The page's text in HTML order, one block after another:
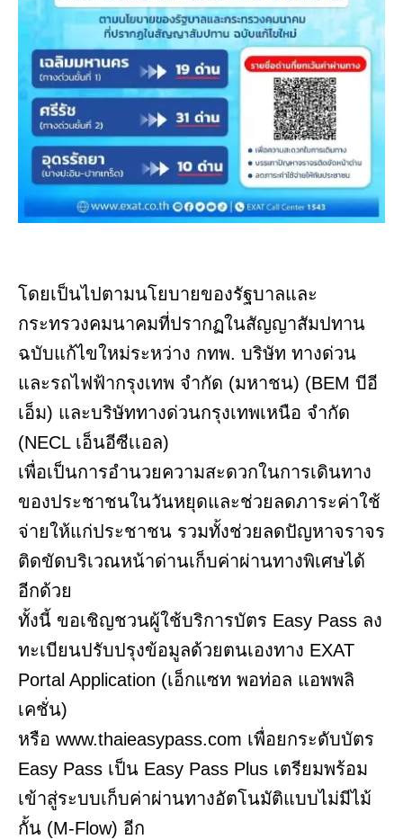
โดยเป็นไปตามนโยบายของรัฐบาลและ
กระทรวงคมนาคมที่ปรากฏในสัญญาสัมปทาน
ฉบับแก้ไขใหม่ระหว่าง กทพ. บริษัท ทางด่วน
และรถไฟฟ้ากรุงเทพ จำกัด (มหาชน) (BEM บีอี
เอ็ม) และบริษัททางด่วนกรุงเทพเหนือ จำกัด
(NECL เอ็นอีซีเเอล)
เพื่อเป็นการอำนวยความสะดวกในการเดินทาง
ของประชาชนในวันหยุดและช่วยลดภาระค่าใช้
จ่ายให้แก่ประชาชน รวมทั้งช่วยลดปัญหาจราจร
ติดขัดบริเวณหน้าด่านเก็บค่าผ่านทางพิเศษได้
อีกด้วย
ทั้งนี้ ขอเชิญชวนผู้ใช้บริการบัตร Easy Pass ลง
ทะเบียนปรับปรุงข้อมูลด้วยตนเองทาง EXAT
Portal Application (เอ็กแซท พอท่อล แอพพลิ
เคชั่น)
หรือ www.thaieasypass.com เพื่อยกระดับบัตร
Easy Pass เป็น Easy Pass Plus เตรียมพร้อม
เข้าสู่ระบบเก็บค่าผ่านทางอัตโนมัติแบบไม่มีไม้
กั้น (M-Flow) อีก